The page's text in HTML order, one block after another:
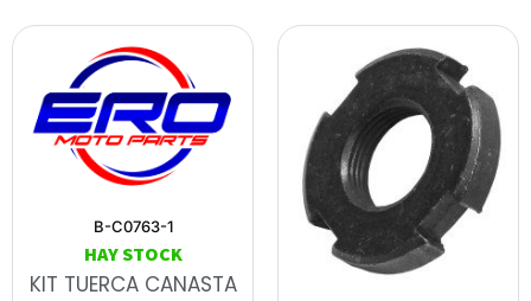
B-C0763-1
HAY STOCK
KIT TUERCA CANASTA